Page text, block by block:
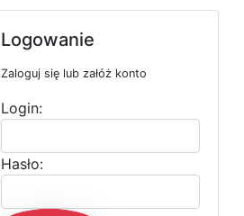
Logowanie
Zaloguj się lub załóż konto
Login:
Hasło: